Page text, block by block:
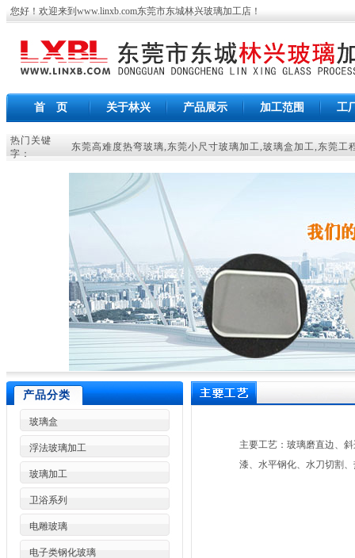
您好！欢迎来到 www.linxb.com东莞市东城林兴玻璃加工店 ！
首 页 关于林兴 产品展示 加工范围 工
热门关键
字：
东莞高难度热弯玻璃,东莞小尺寸玻璃加工,玻璃盒加工,东莞工
产品分类
玻璃盒
浮法玻璃加工
玻璃加工
卫浴系列
电雕玻璃
电子类钢化玻璃
主要工艺：玻璃磨直边、
漆、水平钢化、水刀切割